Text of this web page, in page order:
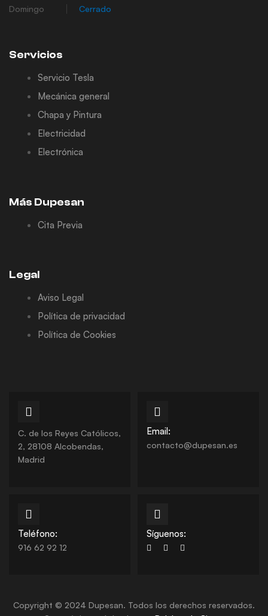
Domingo Cerrado
Servicios
Servicio Tesla
Mecánica general
Chapa y Pintura
Electricidad
Electrónica
Más Dupesan
Cita Previa
Legal
Aviso Legal
Política de privacidad
Política de Cookies
C. de los Reyes Católicos,
2, 28108 Alcobendas,
Madrid
Email:
contacto@dupesan.es
Teléfono:
916 62 92 12
Síguenos:
Copyright © 2024 Dupesan. Todos los derechos reservados.